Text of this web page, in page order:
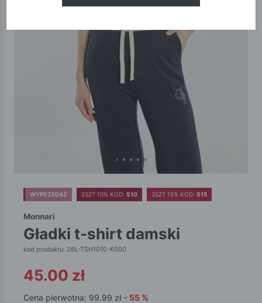
WYPRZEDAŻ 2SZT 10% KOD: S10 3SZT 15% KOD: S15
Monnari
gładki t-shirt damski
kod produktu: 26L-TSH1010-K000
45.00 zł
Cena pierwotna: 99.99 zł - 55 %